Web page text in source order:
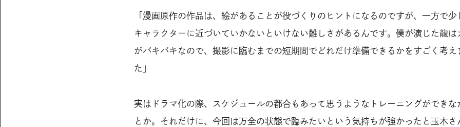
「漫画原作の作品は、絵があることが役づくりのヒントになるのですが、一方で少
キャラクターに近づいていかないといけない難しさがあるんです。僕が演じた龍は
がバキバキなので、撮影に臨むまでの短期間でどれだけ準備できるかをすごく考え
た」
実はドラマ化の際、スケジュールの都合もあって思うようなトレーニングができな
とか。それだけに、今回は万全の状態で臨みたいという気持ちが強かったと玉木さ